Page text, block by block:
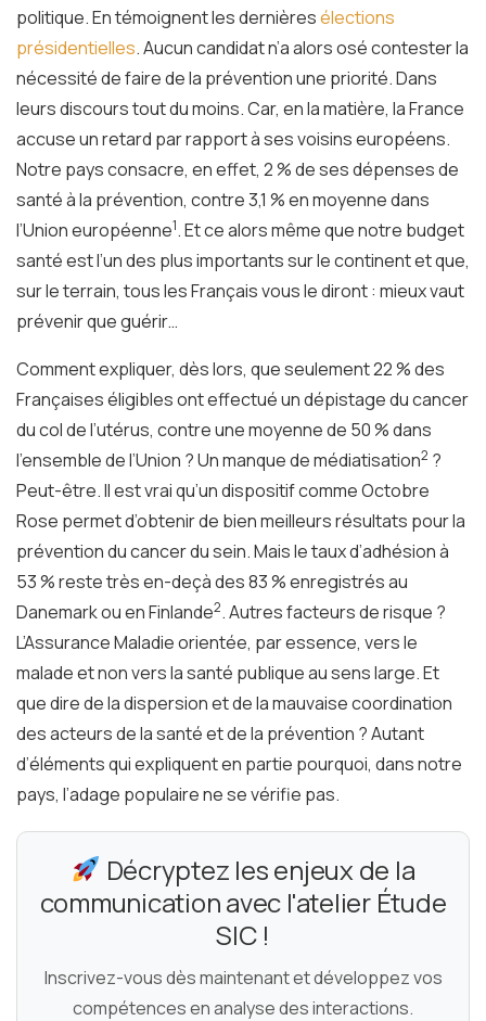
politique. En témoignent les dernièresélections
présidentielles. Aucun candidat n’a alors osé contester la
nécessité de faire de la prévention une priorité. Dans
leurs discours tout du moins. Car, en la matière, la France
accuse un retard par rapport à ses voisins européens.
Notre pays consacre, en effet, 2 % de ses dépenses de
santé à la prévention, contre 3,1 % en moyenne dans
l’Union européenne1. Et ce alors même que notre budget
santé est l’un des plus importants sur le continent et que,
sur le terrain, tous les Français vous le diront : mieux vaut
prévenir que guérir…
Comment expliquer, dès lors, que seulement 22 % des
Françaises éligibles ont effectué un dépistage du cancer
du col de l’utérus, contre une moyenne de 50 % dans
l’ensemble de l’Union ? Un manque de médiatisation2 ?
Peut-être. Il est vrai qu’un dispositif comme Octobre
Rose permet d’obtenir de bien meilleurs résultats pour la
prévention du cancer du sein. Mais le taux d’adhésion à
53 % reste très en-deçà des 83 % enregistrés au
Danemark ou en Finlande2. Autres facteurs de risque ?
L’Assurance Maladie orientée, par essence, vers le
malade et non vers la santé publique au sens large. Et
que dire de la dispersion et de la mauvaise coordination
des acteurs de la santé et de la prévention ? Autant
d’éléments qui expliquent en partie pourquoi, dans notre
pays, l’adage populaire ne se vérifie pas.
Décryptez les enjeux de la
communication avec l'atelier Étude
SIC !
Inscrivez-vous dès maintenant et développez vos
compétences en analyse des interactions.